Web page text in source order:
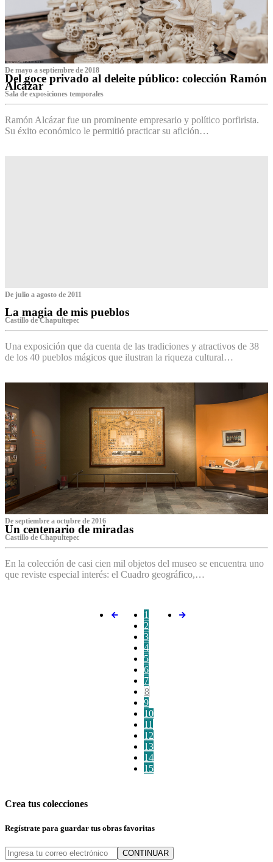
De mayo a septiembre de 2018
Del goce privado al deleite público: colección Ramón
Alcázar
Sala de exposiciones temporales
Ramón Alcázar fue un prominente empresario y político porfirista.
Su éxito económico le permitió practicar su afición…
De julio a agosto de 2011
La magia de mis pueblos
Castillo de Chapultepec
Una exposición que da cuenta de las tradiciones y atractivos de 38
de los 40 pueblos mágicos que ilustran la riqueza cultural…
De septiembre a octubre de 2016
Un centenario de miradas
Castillo de Chapultepec
En la colección de casi cien mil objetos del museo se encuentra uno
que reviste especial interés: el Cuadro geográfico,…
1
2
3
4
5
6
7
8
9
10
11
12
13
14
15
Crea tus colecciones
Regístrate para guardar tus obras favoritas
CONTINUAR